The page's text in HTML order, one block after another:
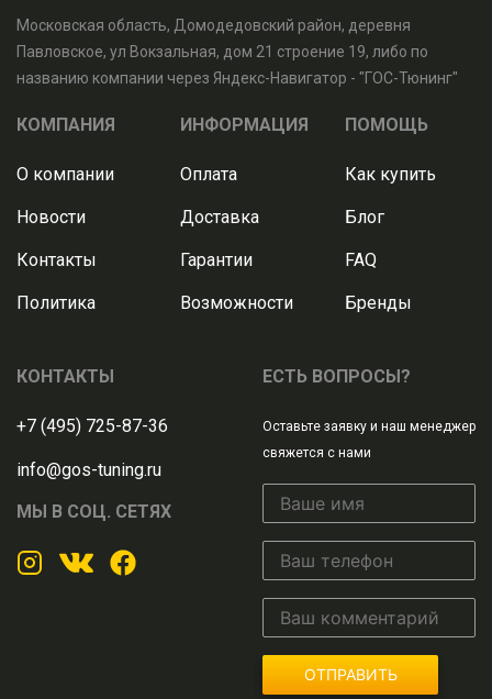
Московская область, Домодедовский район, деревня
Павловское, ул Вокзальная, дом 21 строение 19, либо по
названию компании через Яндекс-Навигатор - "ГОС-Тюнинг"
КОМПАНИЯ
О компании
Новости
Контакты
Политика
ИНФОРМАЦИЯ
Оплата
Доставка
Гарантии
Возможности
ПОМОЩЬ
Как купить
Блог
FAQ
Бренды
КОНТАКТЫ
+7 (495) 725-87-36
info@gos-tuning.ru
МЫ В СОЦ. СЕТЯХ
ЕСТЬ ВОПРОСЫ?
Оставьте заявку и наш менеджер
свяжется с нами
ОТПРАВИТЬ